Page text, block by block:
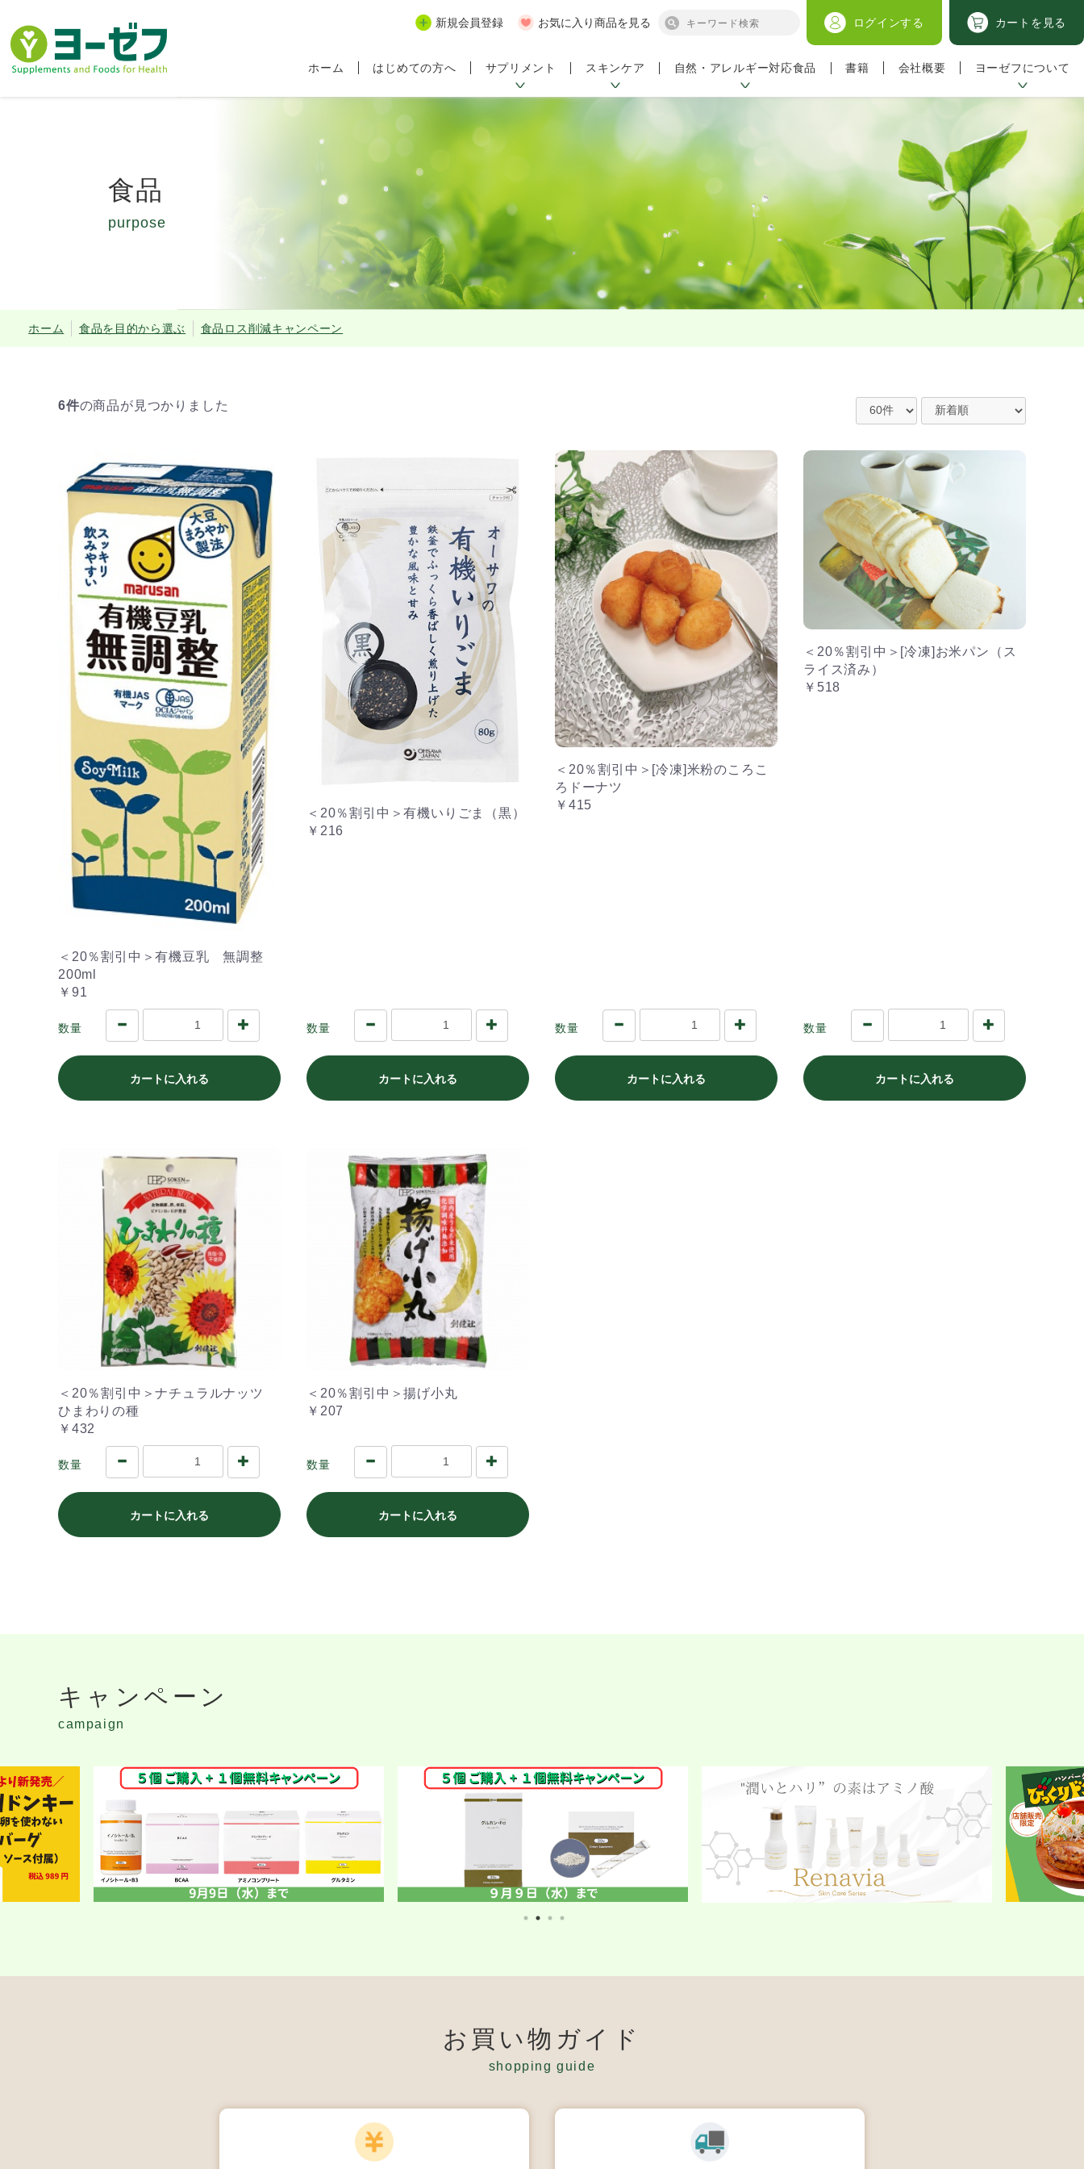
新規会員登録 お気に入り商品を見る ログインする カートを見る
ホーム はじめての方へ サプリメント スキンケア 自然・アレルギー対応食品 書籍 会社概要 ヨーゼフについて
食品
purpose
ホーム 食品を目的から選ぶ 食品ロス削減キャンペーン
6件の商品が見つかりました
＜20％割引中＞有機豆乳 無調整
200ml
￥91
数量
カートに入れる
＜20％割引中＞有機いりごま（黒）
￥216
数量
カートに入れる
＜20％割引中＞[冷凍]米粉のころこ
ろドーナツ
￥415
数量
カートに入れる
＜20％割引中＞[冷凍]お米パン（ス
ライス済み）
￥518
数量
カートに入れる
＜20％割引中＞ナチュラルナッツ
ひまわりの種
￥432
数量
カートに入れる
＜20％割引中＞揚げ小丸
￥207
数量
カートに入れる
キャンペーン
campaign
お買い物ガイド
shopping guide